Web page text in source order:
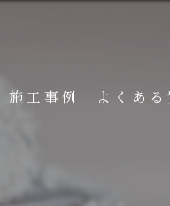
施工事例 よくある